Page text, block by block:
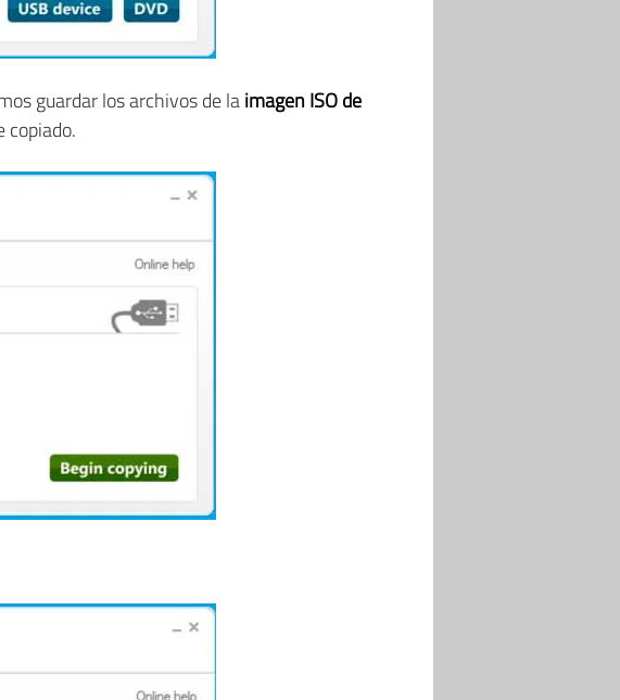
guardar los archivos de laimagen ISO de
copiado.